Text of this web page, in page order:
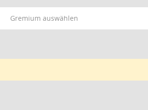
Gremium auswählen